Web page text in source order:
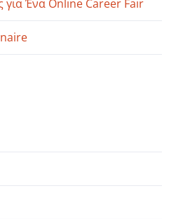
για Ένα Online Career Fair